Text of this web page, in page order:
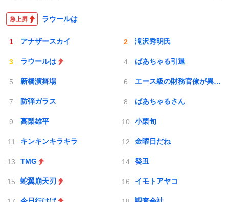
ラウールは
アナザースカイ 滝沢秀明氏
ラウールは ばあちゃる引退
新橋演舞場 エース級の財務官僚が異例転出へ
防弾ガラス ばあちゃるさん
高梨雄平 小栗旬
キンキンキラキラ 金曜日だね
TMG 癸丑
蛇翼崩天刃 イモトアヤコ